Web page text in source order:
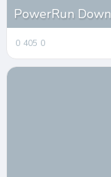
PowerRun
0 405 0